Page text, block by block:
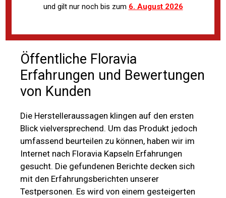
und gilt nur noch bis zum 6. August 2026
Öffentliche Floravia
Erfahrungen und Bewertungen
von Kunden
Die Herstelleraussagen klingen auf den ersten
Blick vielversprechend. Um das Produkt jedoch
umfassend beurteilen zu können, haben wir im
Internet nach Floravia Kapseln Erfahrungen
gesucht. Die gefundenen Berichte decken sich
mit den Erfahrungsberichten unserer
Testpersonen. Es wird von einem gesteigerten